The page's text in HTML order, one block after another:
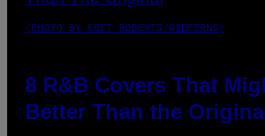
(PHOTO BY EBET ROBERTS/REDFERNS)
8 R&B Covers That
Better Than the